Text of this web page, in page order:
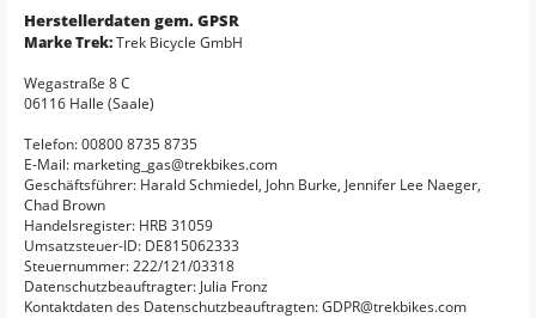
Herstellerdaten gem. GPSR
Marke Trek:Trek Bicycle GmbH
Wegastraße 8 C
06116 Halle (Saale)
Telefon: 00800 8735 8735
E-Mail: marketing_gas@trekbikes.com
Geschäftsführer: Harald Schmiedel, John Burke, Jennifer Lee Naeger,
Chad Brown
Handelsregister: HRB 31059
Umsatzsteuer-ID: DE815062333
Steuernummer: 222/121/03318
Datenschutzbeauftragter: Julia Fronz
Kontaktdaten des Datenschutzbeauftragten: GDPR@trekbikes.com